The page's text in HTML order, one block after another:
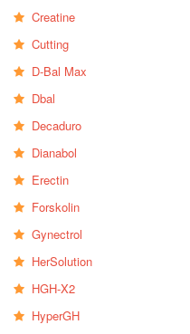
Creatine
Cutting
D-Bal Max
Dbal
Decaduro
Dianabol
Erectin
Forskolin
Gynectrol
HerSolution
HGH-X2
HyperGH